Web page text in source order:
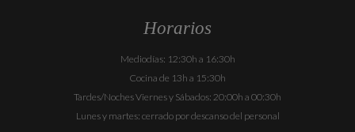
Horarios
Mediodías: 12:30h a 16:30h
Cocina de 13h a 15:30h
Tardes/Noches Viernes y Sábados: 20:00h a 00:30h
Lunes y martes: cerrado por descanso del personal